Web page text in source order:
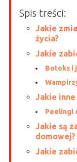
Spis treści:
Jakie
życia?
Jakie
Botoks i
Jakie
Peelingi
Jakie są
domowej?
Jakie